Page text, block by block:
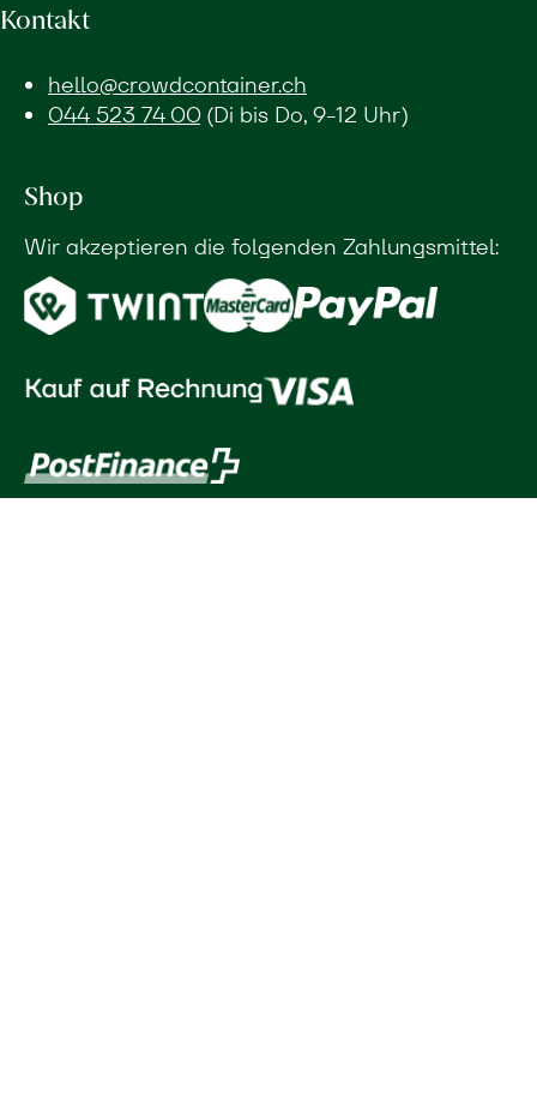
Kontakt
hello@crowdcontainer.ch
044 523 74 00(Di bis Do, 9-12 Uhr)
Shop
Wir akzeptieren die folgenden Zahlungsmittel: